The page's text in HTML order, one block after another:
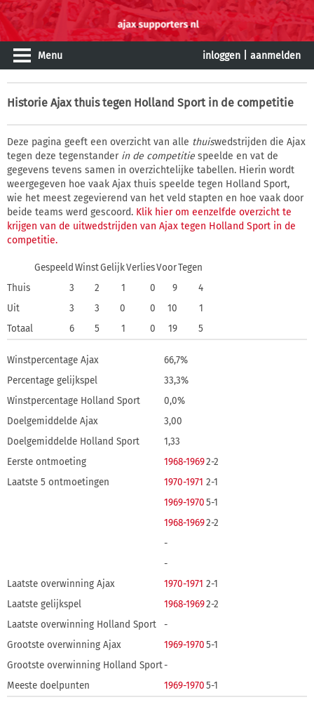
Menu inloggen aanmelden
Historie Ajax thuis tegen Holland Sport in de competitie
Deze pagina geeft een overzicht van alle thuiswedstrijden die Ajax
tegen deze tegenstander in de competitie speelde en vat de
gegevens tevens samen in overzichtelijke tabellen. Hierin wordt
weergegeven hoe vaak Ajax thuis speelde tegen Holland Sport,
wie het meest zegevierend van het veld stapten en hoe vaak door
beide teams werd gescoord. Klik hier om eenzelfde overzicht te
krijgen van de uitwedstrijden van Ajax tegen Holland Sport in de
competitie.
Gespeeld WinstGelijkVerliesVoorTegen
Thuis
3 2 1 0 9
4
Uit
3 3 0 0 10
1
Totaal
6 5 1 0 19 5
Winstpercentage Ajax
66,7%
Percentage gelijkspel
33,3%
Winstpercentage Holland Sport
0,0%
Doelgemiddelde Ajax
3,00
Doelgemiddelde Holland Sport
1,33
Eerste ontmoeting
1968-19692-2
Laatste 5 ontmoetingen
1970-1971 2-1
1969-19705-1
1968-19692-2
-
-
Laatste overwinning Ajax
1970-1971 2-1
Laatste gelijkspel
1968-19692-2
Laatste overwinning Holland Sport
-
Grootste overwinning Ajax
1969-19705-1
Grootste overwinning Holland Sport-
Meeste doelpunten
1969-19705-1